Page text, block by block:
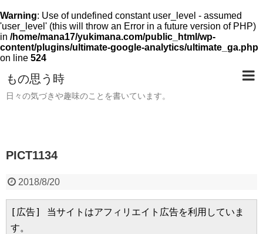
Warning: Use of undefined constant user_level - assumed
'user_level' (this will throw an Error in a future version of PHP)
in /home/mana17/yukimana.com/public_html/wp-
content/plugins/ultimate-google-analytics/ultimate_ga.php
on line 524
もの思う時
日々の気づきや趣味のことを書いています。
PICT1134
2018/8/20
[広告] 当サイトはアフィリエイト広告を利用していま
す。